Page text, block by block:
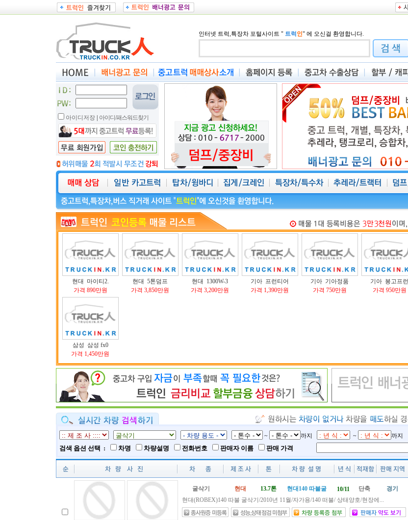
인터넷 트럭,특장차 포털사이트 " 트럭 인" 에 오신걸 환영합니다.
아이디저장 아이디/패스워드찾기
현대 마이티2.
가격 890만원
현대 5톤덤프
가격 3,850만원
현대 1300W-3
가격 3,200만원
기아 프런티어
가격 1,390만원
기아 기아정품
가격 750만원
기아 봉고프런
가격 950만원
삼성 삼성 fx0
가격 1,450만원
~ 까지 ~ 까지
검색 옵션 선택 : 차명 차량설명 전화번호 판매자 이름 판매 가격
굴삭기 현대 13.7톤 현대140 따불굴 10/11 단축
경기
현대(ROBEX)140 따불 굴삭기/2010년 11월/자가용/140 떠불/ 상태양호/현장에...